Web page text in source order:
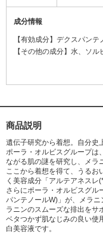
成分情報
【有効成分】デクスパン
【その他の成分】水、ソ
プン分解物混合溶液、ジ
セリン、アルテアエキス、
リル、ショ糖脂肪酸エステ
酸・メタクリル酸アルキル
リセリンエチルヘキシルエ
ェノキシエタノール
商品説明
遺伝子研究から着想。自分史
ポーラ・オルビスグループは
ながる肌の謎を研究し、メラ
ここから着想を得て、うるお
く美容成分「アルテアネスレ
さらにポーラ・オルビスグル
パンテノールW)」が、メラ
ラニンのスムーズな排出をサ
ベタつかず肌なじみの良い使
白美容液です。